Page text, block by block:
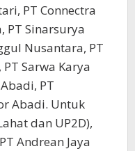
PT Connectra
PT Sinarsurya
Nusantara, PT
Sarwa Karya
PT
Abadi. Untuk
dan UP2D),
Andrean Jaya